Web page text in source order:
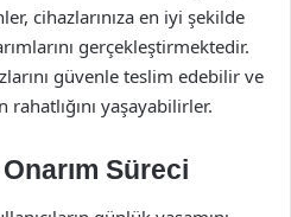
cihazlarınıza en iyi şekilde
gerçekleştirmektedir.
güvenle teslim edebilir ve
rahatlığını yaşayabilirler.
Süreci